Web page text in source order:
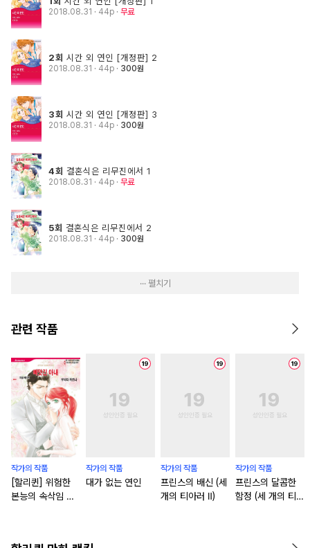
2018.08.31 · 44p 무료
2회 시간 외 연인 [개정판] 2
2018.08.31 · 44p 300원
3회 시간 외 연인 [개정판] 3
2018.08.31 · 44p 300원
4회 결혼식은 리무진에서 1
2018.08.31 · 44p 무료
5회 결혼식은 리무진에서 2
2018.08.31 · 44p 300원
··· 펼치기
관련 작품
작가의 작품
[할리퀸] 위험한
본능의 속삭임 패
작가의 작품
대가 없는 연인
작가의 작품
프린스의 배신 (세
개의 티아러 Ⅱ)
작가의 작품
프린스의 달콤한
함정 (세 개의 티아